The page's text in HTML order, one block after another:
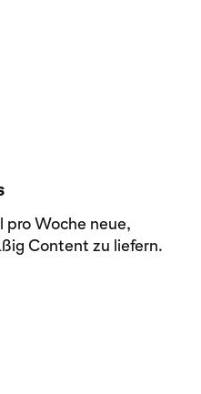
pro Woche neue,
Content zu liefern.